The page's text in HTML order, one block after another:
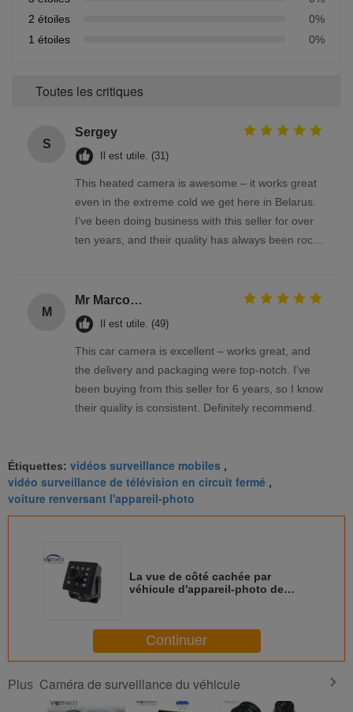
2 étoiles
0%
1 étoiles
0%
Toutes les critiques
S
Sergey
Il est utile. (31)
This heated camera is awesome – it works great
even in the extreme cold we get here in Belarus.
I’ve been doing business with this seller for over
ten years, and their quality has always been rock-
M
Mr Marco Facchin
Il est utile. (49)
This car camera is excellent – works great, and
the delivery and packaging were top-notch. I’ve
been buying from this seller for 6 years, so I know
their quality is consistent. Definitely recommend.
Étiquettes: vidéos surveillance mobiles ,
vidéo surveillance de télévision en circuit fermé ,
voiture renversant l'appareil-photo
La vue de côté cachée par
véhicule d'appareil-photo de
Continuer
Plus Caméra de surveillance du véhicule